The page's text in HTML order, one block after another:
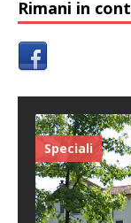
Rimani in
Speciali